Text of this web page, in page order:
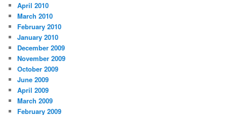
April 2010
March 2010
February 2010
January 2010
December 2009
November 2009
October 2009
June 2009
April 2009
March 2009
February 2009